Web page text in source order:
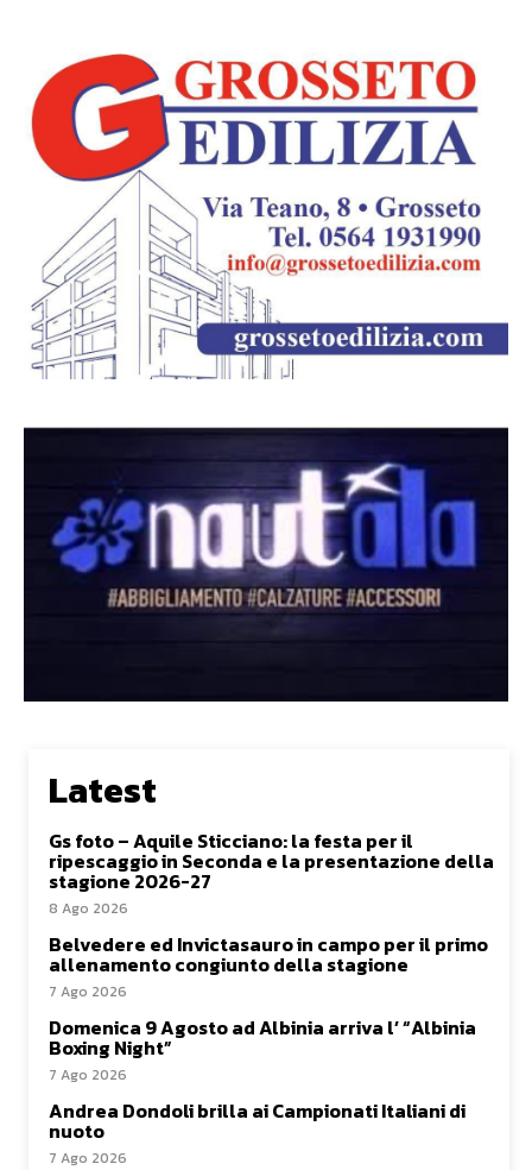
Latest
Gs foto – Aquile Sticciano: la festa per il
ripescaggio in Seconda e la presentazione della
stagione 2026-27
8 Ago 2026
Belvedere ed Invictasauro in campo per il primo
allenamento congiunto della stagione
7 Ago 2026
Domenica 9 Agosto ad Albinia arriva l’ “Albinia
Boxing Night”
7 Ago 2026
Andrea Dondoli brilla ai Campionati Italiani di
nuoto
7 Ago 2026